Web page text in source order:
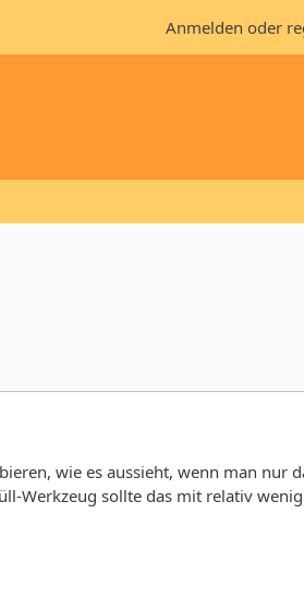
Anmelden oder
wie es aussieht, wenn man nur
Werkzeug sollte das mit relativ